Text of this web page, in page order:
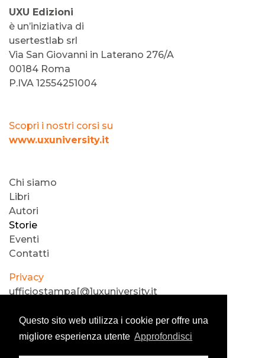
Questo sito web utilizza i cookie per offre una
migliore esperienza utente Approfondisci
UXU Edizioni
è un’iniziativa di
usertestlab srl
Via San Giovanni in Laterano 276/A
00184 Roma
P.IVA 12554251004
Scopri i nostri corsi su
www.uxuniversity.it
Chi siamo
Libri
Autori
Storie
Eventi
Contatti
Privacy
ufficiostampa[@]uxuniversity.it